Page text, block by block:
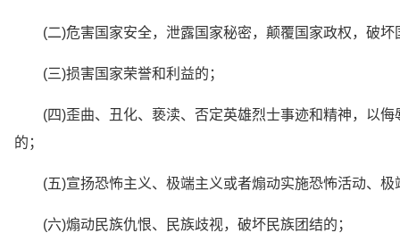
(二)危害国家安全，泄露国家秘密，颠覆国家政权，破坏
(三)损害国家荣誉和利益的；
(四)歪曲、丑化、亵渎、否定英雄烈士事迹和精神，以侮
的；
(五)宣扬恐怖主义、极端主义或者煽动实施恐怖活动、极
(六)煽动民族仇恨、民族歧视，破坏民族团结的；